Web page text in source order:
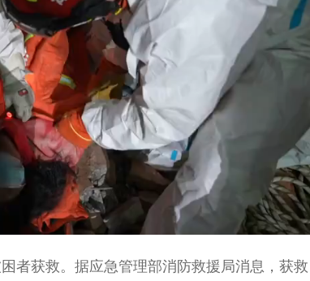
者获救。据应急管理部消防救援局消息，获救